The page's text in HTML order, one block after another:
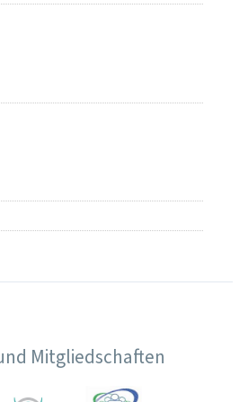
Mitgliedschaften